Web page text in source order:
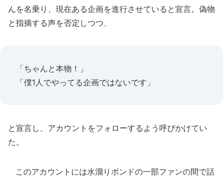
んを名乗り、現在ある企画を進行させていると宣言。偽物
と指摘する声を否定しつつ、
「ちゃんと本物！」
「僕1人でやってる企画ではないです」
と宣言し、アカウントをフォローするよう呼びかけてい
た。
このアカウントには水溜りボンドの一部ファンの間で話